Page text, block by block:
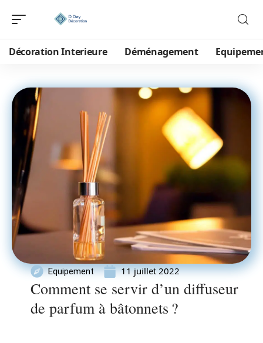
Décoration Interieure Déménagement
Equipement 11 juillet 2022
Comment se servir d’un diffuseur
de parfum à bâtonnets ?